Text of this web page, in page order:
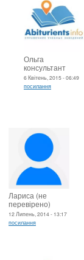
Ольга
консультант
6 Квітень, 2015 - 06:49
посилання
Лариса (не
перевірено)
12 Липень, 2014 - 13:17
посилання